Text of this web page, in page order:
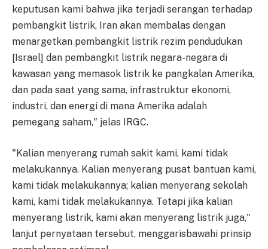
keputusan kami bahwa jika terjadi serangan terhadap
pembangkit listrik, Iran akan membalas dengan
menargetkan pembangkit listrik rezim pendudukan
[Israel] dan pembangkit listrik negara-negara di
kawasan yang memasok listrik ke pangkalan Amerika,
dan pada saat yang sama, infrastruktur ekonomi,
industri, dan energi di mana Amerika adalah
pemegang saham," jelas IRGC.
"Kalian menyerang rumah sakit kami, kami tidak
melakukannya. Kalian menyerang pusat bantuan kami,
kami tidak melakukannya; kalian menyerang sekolah
kami, kami tidak melakukannya. Tetapi jika kalian
menyerang listrik, kami akan menyerang listrik juga,"
lanjut pernyataan tersebut, menggarisbawahi prinsip